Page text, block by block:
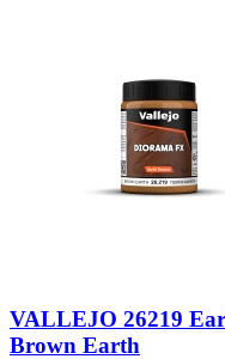
VALLEJO 26219
Brown Earth